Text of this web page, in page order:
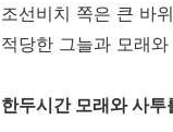
조선비치 쪽은 큰 바
적당한 그늘과 모래
한두시간 모래와 사